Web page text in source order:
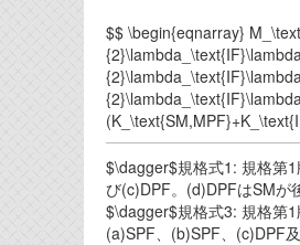
$$ \begin{eqnarray}
$\dagger$規格式1: 規格第
び(c)DPF。(d)DPFはSMが
$\dagger$規格式3: 規格第
(a)SPF、(b)SPF、(c)DPF及